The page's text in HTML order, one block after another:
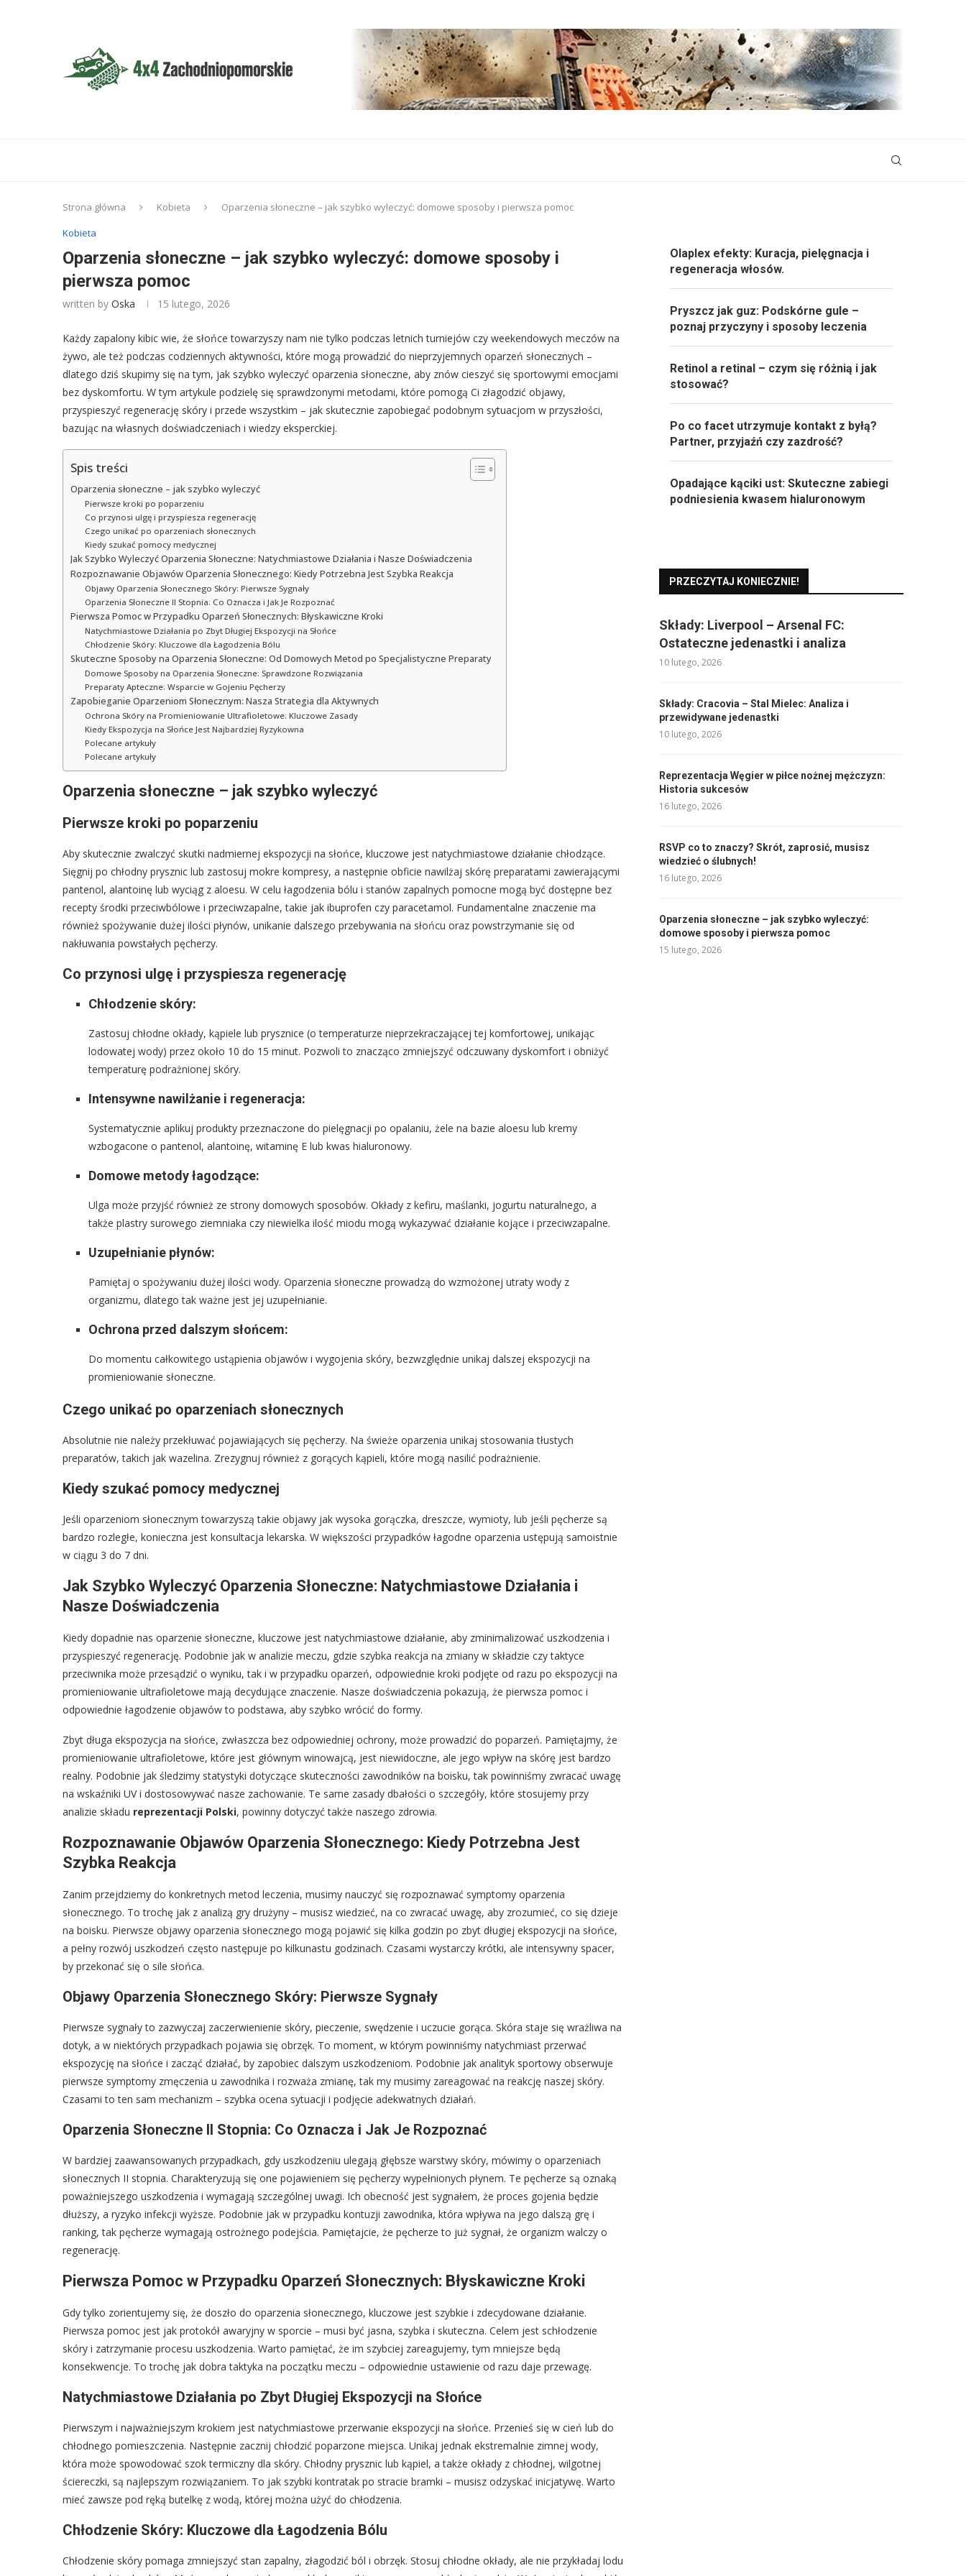
Strona główna Kobieta
Oparzenia słoneczne – jak szybko wyleczyć: domowe sposoby i pierwsza pomoc
Kobieta
Oparzenia słoneczne – jak szybko wyleczyć: domowe sposoby i
pierwsza pomoc
written by Oska 15 lutego, 2026
Każdy zapalony kibic wie, że słońce towarzyszy nam nie tylko podczas letnich turniejów czy weekendowych meczów na
żywo, ale też podczas codziennych aktywności, które mogą prowadzić do nieprzyjemnych oparzeń słonecznych –
dlatego dziś skupimy się na tym, jak szybko wyleczyć oparzenia słoneczne, aby znów cieszyć się sportowymi emocjami
bez dyskomfortu. W tym artykule podzielę się sprawdzonymi metodami, które pomogą Ci złagodzić objawy,
przyspieszyć regenerację skóry i przede wszystkim – jak skutecznie zapobiegać podobnym sytuacjom w przyszłości,
bazując na własnych doświadczeniach i wiedzy eksperckiej.
Spis treści
Oparzenia słoneczne – jak szybko wyleczyć
Pierwsze kroki po poparzeniu
Co przynosi ulgę i przyspiesza regenerację
Czego unikać po oparzeniach słonecznych
Kiedy szukać pomocy medycznej
Jak Szybko Wyleczyć Oparzenia Słoneczne: Natychmiastowe Działania i Nasze Doświadczenia
Rozpoznawanie Objawów Oparzenia Słonecznego: Kiedy Potrzebna Jest Szybka Reakcja
Objawy Oparzenia Słonecznego Skóry: Pierwsze Sygnały
Oparzenia Słoneczne II Stopnia: Co Oznacza i Jak Je Rozpoznać
Pierwsza Pomoc w Przypadku Oparzeń Słonecznych: Błyskawiczne Kroki
Natychmiastowe Działania po Zbyt Długiej Ekspozycji na Słońce
Chłodzenie Skóry: Kluczowe dla Łagodzenia Bólu
Skuteczne Sposoby na Oparzenia Słoneczne: Od Domowych Metod po Specjalistyczne Preparaty
Domowe Sposoby na Oparzenia Słoneczne: Sprawdzone Rozwiązania
Preparaty Apteczne: Wsparcie w Gojeniu Pęcherzy
Zapobieganie Oparzeniom Słonecznym: Nasza Strategia dla Aktywnych
Ochrona Skóry na Promieniowanie Ultrafioletowe: Kluczowe Zasady
Kiedy Ekspozycja na Słońce Jest Najbardziej Ryzykowna
Polecane artykuły
Polecane artykuły
Oparzenia słoneczne – jak szybko wyleczyć
Pierwsze kroki po poparzeniu
Aby skutecznie zwalczyć skutki nadmiernej ekspozycji na słońce, kluczowe jest natychmiastowe działanie chłodzące.
Sięgnij po chłodny prysznic lub zastosuj mokre kompresy, a następnie obficie nawilżaj skórę preparatami zawierającymi
pantenol, alantoinę lub wyciąg z aloesu. W celu łagodzenia bólu i stanów zapalnych pomocne mogą być dostępne bez
recepty środki przeciwbólowe i przeciwzapalne, takie jak ibuprofen czy paracetamol. Fundamentalne znaczenie ma
również spożywanie dużej ilości płynów, unikanie dalszego przebywania na słońcu oraz powstrzymanie się od
nakłuwania powstałych pęcherzy.
Co przynosi ulgę i przyspiesza regenerację
Chłodzenie skóry:
Zastosuj chłodne okłady, kąpiele lub prysznice (o temperaturze nieprzekraczającej tej komfortowej, unikając
lodowatej wody) przez około 10 do 15 minut. Pozwoli to znacząco zmniejszyć odczuwany dyskomfort i obniżyć
temperaturę podrażnionej skóry.
Intensywne nawilżanie i regeneracja:
Systematycznie aplikuj produkty przeznaczone do pielęgnacji po opalaniu, żele na bazie aloesu lub kremy
wzbogacone o pantenol, alantoinę, witaminę E lub kwas hialuronowy.
Domowe metody łagodzące:
Ulga może przyjść również ze strony domowych sposobów. Okłady z kefiru, maślanki, jogurtu naturalnego, a
także plastry surowego ziemniaka czy niewielka ilość miodu mogą wykazywać działanie kojące i przeciwzapalne.
Uzupełnianie płynów:
Pamiętaj o spożywaniu dużej ilości wody. Oparzenia słoneczne prowadzą do wzmożonej utraty wody z
organizmu, dlatego tak ważne jest jej uzupełnianie.
Ochrona przed dalszym słońcem:
Do momentu całkowitego ustąpienia objawów i wygojenia skóry, bezwzględnie unikaj dalszej ekspozycji na
promieniowanie słoneczne.
Czego unikać po oparzeniach słonecznych
Absolutnie nie należy przekłuwać pojawiających się pęcherzy. Na świeże oparzenia unikaj stosowania tłustych
preparatów, takich jak wazelina. Zrezygnuj również z gorących kąpieli, które mogą nasilić podrażnienie.
Kiedy szukać pomocy medycznej
Jeśli oparzeniom słonecznym towarzyszą takie objawy jak wysoka gorączka, dreszcze, wymioty, lub jeśli pęcherze są
bardzo rozległe, konieczna jest konsultacja lekarska. W większości przypadków łagodne oparzenia ustępują samoistnie
w ciągu 3 do 7 dni.
Jak Szybko Wyleczyć Oparzenia Słoneczne: Natychmiastowe Działania i
Nasze Doświadczenia
Kiedy dopadnie nas oparzenie słoneczne, kluczowe jest natychmiastowe działanie, aby zminimalizować uszkodzenia i
przyspieszyć regenerację. Podobnie jak w analizie meczu, gdzie szybka reakcja na zmiany w składzie czy taktyce
przeciwnika może przesądzić o wyniku, tak i w przypadku oparzeń, odpowiednie kroki podjęte od razu po ekspozycji na
promieniowanie ultrafioletowe mają decydujące znaczenie. Nasze doświadczenia pokazują, że pierwsza pomoc i
odpowiednie łagodzenie objawów to podstawa, aby szybko wrócić do formy.
Zbyt długa ekspozycja na słońce, zwłaszcza bez odpowiedniej ochrony, może prowadzić do poparzeń. Pamiętajmy, że
promieniowanie ultrafioletowe, które jest głównym winowajcą, jest niewidoczne, ale jego wpływ na skórę jest bardzo
realny. Podobnie jak śledzimy statystyki dotyczące skuteczności zawodników na boisku, tak powinniśmy zwracać uwagę
na wskaźniki UV i dostosowywać nasze zachowanie. Te same zasady dbałości o szczegóły, które stosujemy przy
analizie składu reprezentacji Polski, powinny dotyczyć także naszego zdrowia.
Rozpoznawanie Objawów Oparzenia Słonecznego: Kiedy Potrzebna Jest
Szybka Reakcja
Zanim przejdziemy do konkretnych metod leczenia, musimy nauczyć się rozpoznawać symptomy oparzenia
słonecznego. To trochę jak z analizą gry drużyny – musisz wiedzieć, na co zwracać uwagę, aby zrozumieć, co się dzieje
na boisku. Pierwsze objawy oparzenia słonecznego mogą pojawić się kilka godzin po zbyt długiej ekspozycji na słońce,
a pełny rozwój uszkodzeń często następuje po kilkunastu godzinach. Czasami wystarczy krótki, ale intensywny spacer,
by przekonać się o sile słońca.
Objawy Oparzenia Słonecznego Skóry: Pierwsze Sygnały
Pierwsze sygnały to zazwyczaj zaczerwienienie skóry, pieczenie, swędzenie i uczucie gorąca. Skóra staje się wrażliwa na
dotyk, a w niektórych przypadkach pojawia się obrzęk. To moment, w którym powinniśmy natychmiast przerwać
ekspozycję na słońce i zacząć działać, by zapobiec dalszym uszkodzeniom. Podobnie jak analityk sportowy obserwuje
pierwsze symptomy zmęczenia u zawodnika i rozważa zmianę, tak my musimy zareagować na reakcję naszej skóry.
Czasami to ten sam mechanizm – szybka ocena sytuacji i podjęcie adekwatnych działań.
Oparzenia Słoneczne II Stopnia: Co Oznacza i Jak Je Rozpoznać
W bardziej zaawansowanych przypadkach, gdy uszkodzeniu ulegają głębsze warstwy skóry, mówimy o oparzeniach
słonecznych II stopnia. Charakteryzują się one pojawieniem się pęcherzy wypełnionych płynem. Te pęcherze są oznaką
poważniejszego uszkodzenia i wymagają szczególnej uwagi. Ich obecność jest sygnałem, że proces gojenia będzie
dłuższy, a ryzyko infekcji wyższe. Podobnie jak w przypadku kontuzji zawodnika, która wpływa na jego dalszą grę i
ranking, tak pęcherze wymagają ostrożnego podejścia. Pamiętajcie, że pęcherze to już sygnał, że organizm walczy o
regenerację.
Pierwsza Pomoc w Przypadku Oparzeń Słonecznych: Błyskawiczne Kroki
Gdy tylko zorientujemy się, że doszło do oparzenia słonecznego, kluczowe jest szybkie i zdecydowane działanie.
Pierwsza pomoc jest jak protokół awaryjny w sporcie – musi być jasna, szybka i skuteczna. Celem jest schłodzenie
skóry i zatrzymanie procesu uszkodzenia. Warto pamiętać, że im szybciej zareagujemy, tym mniejsze będą
konsekwencje. To trochę jak dobra taktyka na początku meczu – odpowiednie ustawienie od razu daje przewagę.
Natychmiastowe Działania po Zbyt Długiej Ekspozycji na Słońce
Pierwszym i najważniejszym krokiem jest natychmiastowe przerwanie ekspozycji na słońce. Przenieś się w cień lub do
chłodnego pomieszczenia. Następnie zacznij chłodzić poparzone miejsca. Unikaj jednak ekstremalnie zimnej wody,
która może spowodować szok termiczny dla skóry. Chłodny prysznic lub kąpiel, a także okłady z chłodnej, wilgotnej
ściereczki, są najlepszym rozwiązaniem. To jak szybki kontratak po stracie bramki – musisz odzyskać inicjatywę. Warto
mieć zawsze pod ręką butelkę z wodą, której można użyć do chłodzenia.
Chłodzenie Skóry: Kluczowe dla Łagodzenia Bólu
Chłodzenie skóry pomaga zmniejszyć stan zapalny, złagodzić ból i obrzęk. Stosuj chłodne okłady, ale nie przykładaj lodu
Olaplex efekty: Kuracja, pielęgnacja i
regeneracja włosów.
Pryszcz jak guz: Podskórne gule –
poznaj przyczyny i sposoby leczenia
Retinol a retinal – czym się różnią i jak
stosować?
Po co facet utrzymuje kontakt z byłą?
Partner, przyjaźń czy zazdrość?
Opadające kąciki ust: Skuteczne zabiegi
podniesienia kwasem hialuronowym
PRZECZYTAJ KONIECZNIE!
Składy: Liverpool – Arsenal FC:
Ostateczne jedenastki i analiza
10 lutego, 2026
Składy: Cracovia – Stal Mielec: Analiza i
przewidywane jedenastki
10 lutego, 2026
Reprezentacja Węgier w piłce nożnej mężczyzn:
Historia sukcesów
16 lutego, 2026
RSVP co to znaczy? Skrót, zaprosić, musisz
wiedzieć o ślubnych!
16 lutego, 2026
Oparzenia słoneczne – jak szybko wyleczyć:
domowe sposoby i pierwsza pomoc
15 lutego, 2026